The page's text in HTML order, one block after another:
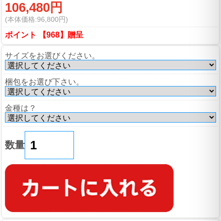
106,480円
(本体価格:96,800円)
ポイント 【968】贈呈
サイズをお選びください。
梱包をお選び下さい。
金種は？
数量